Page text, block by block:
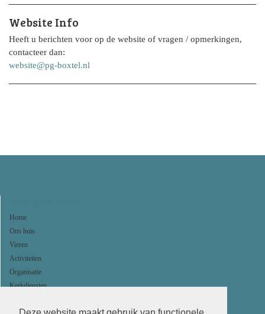
Website Info
Heeft u berichten voor op de website of vragen / opmerkingen,
contacteer dan:
website@pg-boxtel.nl
Home
Ons huis
Vieren
Activiteiten
Organisatie
Kerkdiensten